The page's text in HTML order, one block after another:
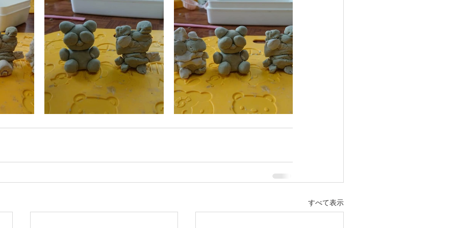
すべて表示